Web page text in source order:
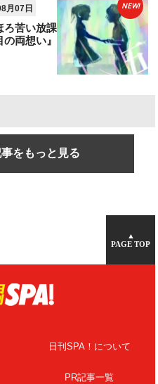
月07日
ろ苦い放課
両想い』
NEW!
をもっと見る
▲
PAGE TOP
日刊SPA！について
PR記事一覧